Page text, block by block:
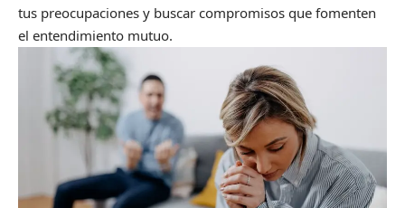
tus preocupaciones y buscar compromisos que fomenten
el entendimiento mutuo.